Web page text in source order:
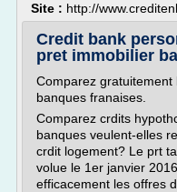
Site : http://
Credit bank
pret immobilier
Comparez
banques franaises.
Comparez crdits
banques veulent-elles
crdit logement? Le prt
volue le 1er janvier
efficacement les offres